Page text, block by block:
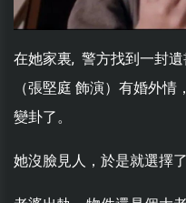
在她家裏, 警方找到一封
（張堅庭 飾演）有婚外
變卦了。
她沒臉見人，於是就選擇了